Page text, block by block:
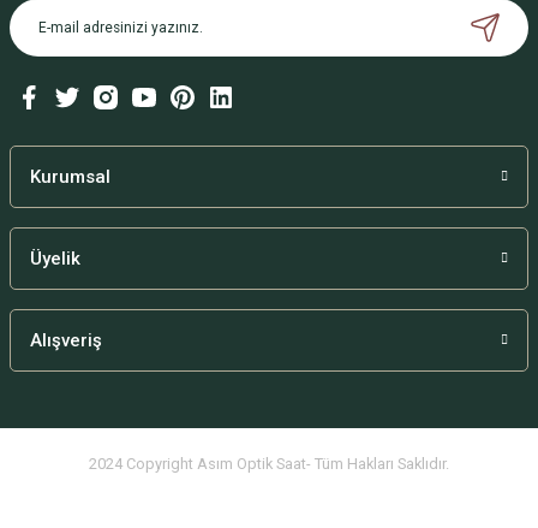
Kurumsal
Üyelik
Alışveriş
2024 Copyright Asım Optik Saat- Tüm Hakları Saklıdır.